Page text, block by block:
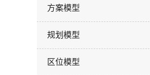
方案模型
规划模型
区位模型